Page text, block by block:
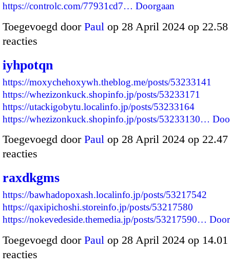
https://controlc.com/77931cd7… Doorgaan
Toegevoegd door Paul op 28 April 2024 op
reacties
iyhpotqn
https://moxychehoxywh.theblog.me/posts/53233141
https://whezizonkuck.shopinfo.jp/posts/53233171
https://utackigobytu.localinfo.jp/posts/53233164
https://whezizonkuck.shopinfo.jp/posts/53233130…
Toegevoegd door Paul op 28 April 2024 op
reacties
raxdkgms
https://bawhadopoxash.localinfo.jp/posts/53217542
https://qaxipichoshi.storeinfo.jp/posts/53217580
https://nokevedeside.themedia.jp/posts/53217590…
Toegevoegd door Paul op 28 April 2024 op
reacties